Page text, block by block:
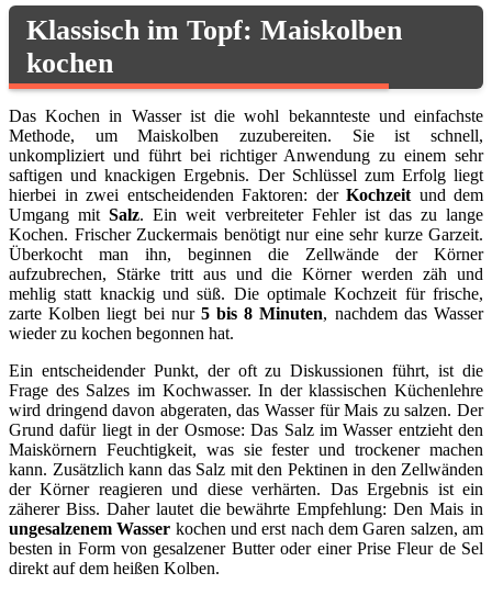
Klassisch im Topf: Maiskolben
kochen
Das Kochen in Wasser ist die wohl bekannteste und einfachste
Methode, um Maiskolben zuzubereiten. Sie ist schnell,
unkompliziert und führt bei richtiger Anwendung zu einem sehr
saftigen und knackigen Ergebnis. Der Schlüssel zum Erfolg liegt
hierbei in zwei entscheidenden Faktoren: der Kochzeit und dem
Umgang mitSalz. Ein weit verbreiteter Fehler ist das zu lange
Kochen. Frischer Zuckermais benötigt nur eine sehr kurze Garzeit.
Überkocht man ihn, beginnen die Zellwände der Körner
aufzubrechen, Stärke tritt aus und die Körner werden zäh und
mehlig statt knackig und süß. Die optimale Kochzeit für frische,
zarte Kolben liegt bei nur 5 bis 8 Minuten, nachdem das Wasser
wieder zu kochen begonnen hat.
Ein entscheidender Punkt, der oft zu Diskussionen führt, ist die
Frage des Salzes im Kochwasser. In der klassischen Küchenlehre
wird dringend davon abgeraten, das Wasser für Mais zu salzen. Der
Grund dafür liegt in der Osmose: Das Salz im Wasser entzieht den
Maiskörnern Feuchtigkeit, was sie fester und trockener machen
kann. Zusätzlich kann das Salz mit den Pektinen in den Zellwänden
der Körner reagieren und diese verhärten. Das Ergebnis ist ein
zäherer Biss. Daher lautet die bewährte Empfehlung: Den Mais in
ungesalzenem Wasser kochen und erst nach dem Garen salzen, am
besten in Form von gesalzener Butter oder einer Prise Fleur de Sel
direkt auf dem heißen Kolben.